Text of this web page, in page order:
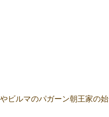
ビルマのパガーン朝王家の始